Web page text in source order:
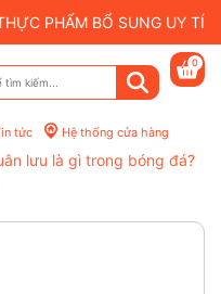
PHẨM BỔ SUNG UY
tức Hệ thống cửa hàng
0
lưu là gì trong bóng đá?